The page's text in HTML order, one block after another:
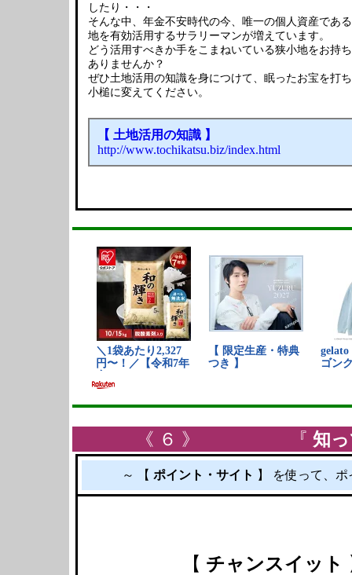
したり・・・
そんな中、年金不安時代の今、唯一の個人資産であ
地を有効活用するサラリーマンが増えています。
どう活用すべきか手をこまねいている狭小地をお持
ありませんか？
ぜひ土地活用の知識を身につけて、眠ったお宝を打
小槌に変えてください。
【 土地活用の知識 】
http://www.tochikatsu.biz/index.html
《 ６ 》 『知
～ 【 ポイント・サイト 】 を使って、
【 チャンスイット